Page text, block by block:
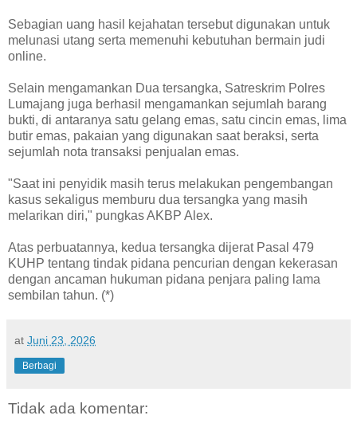
Sebagian uang hasil kejahatan tersebut digunakan untuk
melunasi utang serta memenuhi kebutuhan bermain judi
online.
Selain mengamankan Dua tersangka, Satreskrim Polres
Lumajang juga berhasil mengamankan sejumlah barang
bukti, di antaranya satu gelang emas, satu cincin emas, lima
butir emas, pakaian yang digunakan saat beraksi, serta
sejumlah nota transaksi penjualan emas.
"Saat ini penyidik masih terus melakukan pengembangan
kasus sekaligus memburu dua tersangka yang masih
melarikan diri," pungkas AKBP Alex.
Atas perbuatannya, kedua tersangka dijerat Pasal 479
KUHP tentang tindak pidana pencurian dengan kekerasan
dengan ancaman hukuman pidana penjara paling lama
sembilan tahun. (*)
at Juni 23, 2026
Berbagi
Tidak ada komentar: